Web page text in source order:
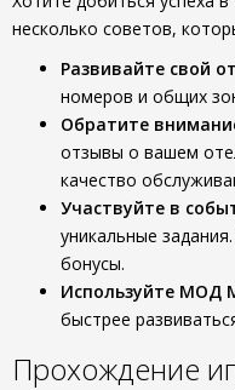
несколько советов,
Развивайте свой
номеров и общих
Обратите
отзывы о вашем
качество
Участвуйте в
уникальные
бонусы.
Используйте МОД
быстрее
Прохождение